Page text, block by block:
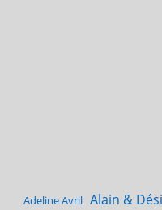
Adeline Avril Alain &